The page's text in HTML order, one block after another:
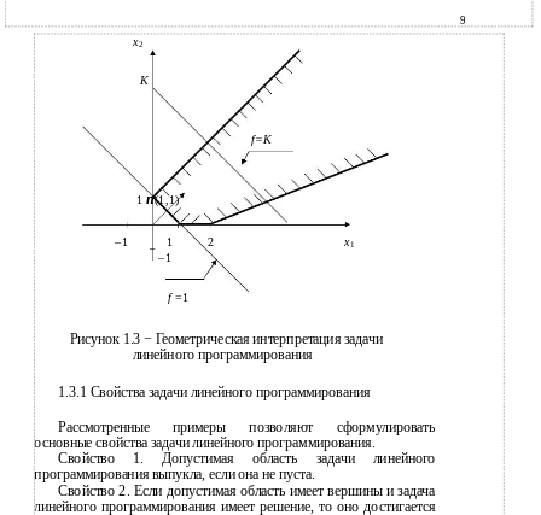
9
x2
K
f=K
1n(1,1)
–1 1 2 x1
–1
f=1
Рисунок 1.3 − Геометрическая интерпретация задачи
линейного программирования
1.3.1 Свойства задачи линейного программирования
Рассмотренные примеры позволяют сформулировать
основные свойства задачи линейного программирования.
Свойство 1. Допустимая область задачи линейного
программирования выпукла, если она не пуста.
Свойство 2. Если допустимая область имеет вершины и задача
линейного программирования имеет решение, то оно достигается